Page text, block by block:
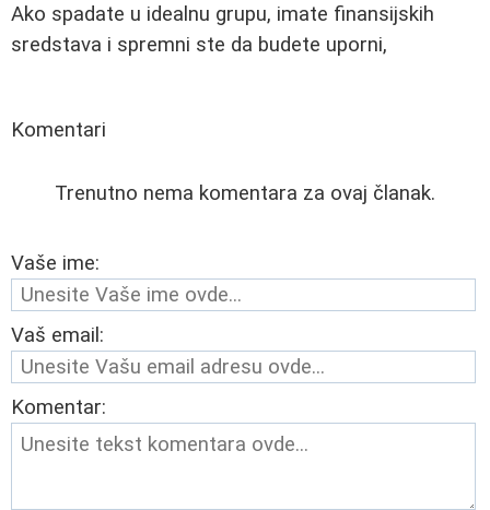
Ako spadate u idealnu grupu, imate finansijskih
sredstava i spremni ste da budete uporni,
Komentari
Trenutno nema komentara za ovaj članak.
Vaše ime:
Vaš email:
Komentar: